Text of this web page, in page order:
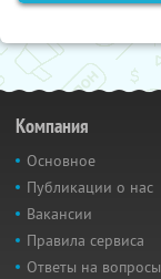
Компания
Основное
Публикации о нас
Вакансии
Правила сервиса
Ответы на вопросы